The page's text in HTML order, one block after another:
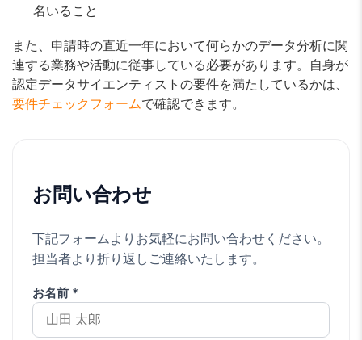
名いること
また、申請時の直近一年において何らかのデータ分析に関
連する業務や活動に従事している必要があります。自身が
認定データサイエンティストの要件を満たしているかは、
要件チェックフォームで確認できます。
お問い合わせ
下記フォームよりお気軽にお問い合わせください。
担当者より折り返しご連絡いたします。
お名前 *